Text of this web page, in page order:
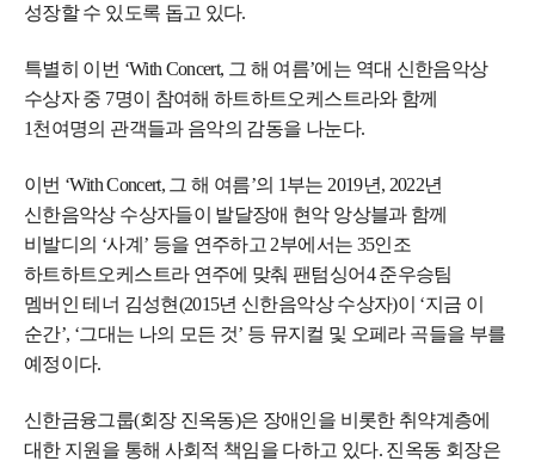
성장할 수 있도록 돕고 있다.
특별히 이번 ‘With Concert, 그 해 여름’에는 역대 신한음악상
수상자 중 7명이 참여해 하트하트오케스트라와 함께
1천여명의 관객들과 음악의 감동을 나눈다.
이번 ‘With Concert, 그 해 여름’의 1부는 2019년, 2022년
신한음악상 수상자들이 발달장애 현악 앙상블과 함께
비발디의 ‘사계’ 등을 연주하고 2부에서는 35인조
하트하트오케스트라 연주에 맞춰 팬텀싱어4 준우승팀
멤버인 테너 김성현(2015년 신한음악상 수상자)이 ‘지금 이
순간’, ‘그대는 나의 모든 것’ 등 뮤지컬 및 오페라 곡들을 부를
예정이다.
신한금융그룹(회장 진옥동)은 장애인을 비롯한 취약계층에
대한 지원을 통해 사회적 책임을 다하고 있다. 진옥동 회장은